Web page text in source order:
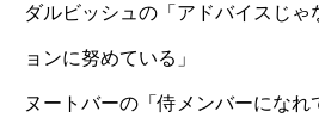
ダルビッシュの「アドバイスじゃ
ョンに努めている」
ヌートバーの「侍メンバーになれ